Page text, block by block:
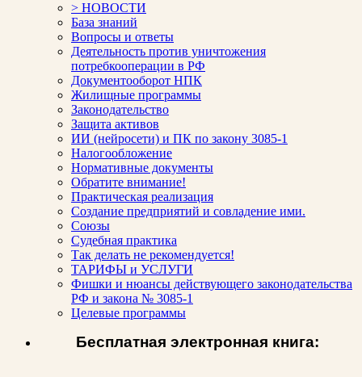
> НОВОСТИ
База знаний
Вопросы и ответы
Деятельность против уничтожения
потребкооперации в РФ
Документооборот НПК
Жилищные программы
Законодательство
Защита активов
ИИ (нейросети) и ПК по закону 3085-1
Налогообложение
Нормативные документы
Обратите внимание!
Практическая реализация
Создание предприятий и совладение ими.
Союзы
Судебная практика
Так делать не рекомендуется!
ТАРИФЫ и УСЛУГИ
Фишки и нюансы действующего законодательства
РФ и закона № 3085-1
Целевые программы
Бесплатная электронная книга: